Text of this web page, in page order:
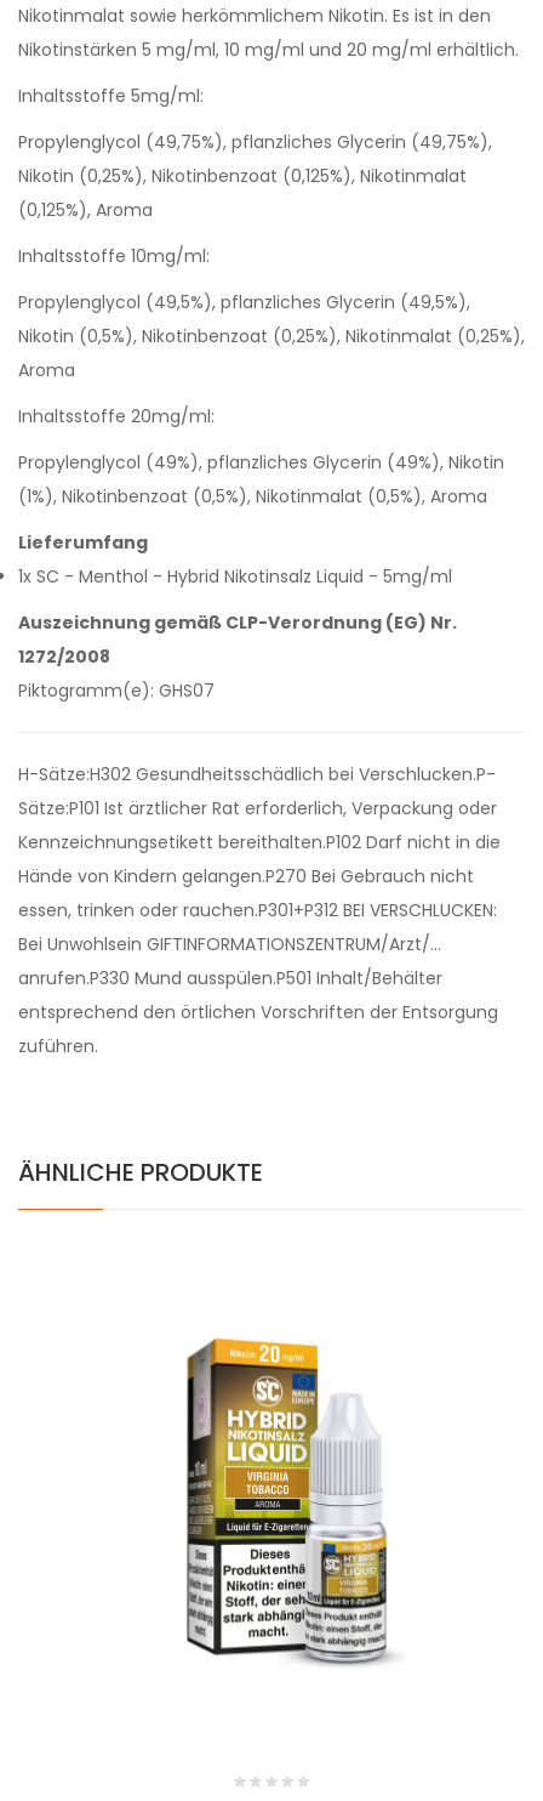
Nikotinmalat sowie herkömmlichem Nikotin. Es ist in den
Nikotinstärken 5 mg/ml, 10 mg/ml und 20 mg/ml erhältlich.
Inhaltsstoffe 5mg/ml:
Propylenglycol (49,75%), pflanzliches Glycerin (49,75%),
Nikotin (0,25%), Nikotinbenzoat (0,125%), Nikotinmalat
(0,125%), Aroma
Inhaltsstoffe 10mg/ml:
Propylenglycol (49,5%), pflanzliches Glycerin (49,5%),
Nikotin (0,5%), Nikotinbenzoat (0,25%), Nikotinmalat (0,25%),
Aroma
Inhaltsstoffe 20mg/ml:
Propylenglycol (49%), pflanzliches Glycerin (49%), Nikotin
(1%), Nikotinbenzoat (0,5%), Nikotinmalat (0,5%), Aroma
Lieferumfang
1x SC - Menthol - Hybrid Nikotinsalz Liquid - 5mg/ml
Auszeichnung gemäß CLP-Verordnung (EG) Nr.
1272/2008
Piktogramm(e): GHS07
H-Sätze:H302 Gesundheitsschädlich bei Verschlucken.P-
Sätze:P101 Ist ärztlicher Rat erforderlich, Verpackung oder
Kennzeichnungsetikett bereithalten.P102 Darf nicht in die
Hände von Kindern gelangen.P270 Bei Gebrauch nicht
essen, trinken oder rauchen.P301+P312 BEI VERSCHLUCKEN:
Bei Unwohlsein GIFTINFORMATIONSZENTRUM/Arzt/…
anrufen.P330 Mund ausspülen.P501 Inhalt/Behälter
entsprechend den örtlichen Vorschriften der Entsorgung
zuführen.
ÄHNLICHE PRODUKTE